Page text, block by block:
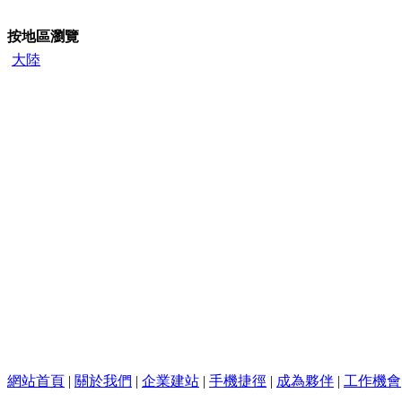
按地區瀏覽
大陸
網站首頁 | 關於我們 | 企業建站 | 手機捷徑 | 成為夥伴 | 工作機會